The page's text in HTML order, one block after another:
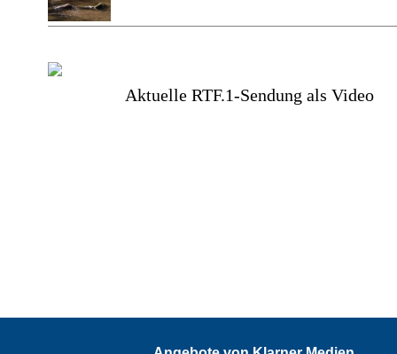
Aktuelle RTF.1-Sendung als Video